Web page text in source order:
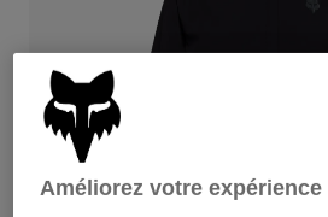
Pantalons
Shorts
Pantalons
Gants
Voir tout
Femme
Chaussettes
Voir tout
Améliorez votre expérience